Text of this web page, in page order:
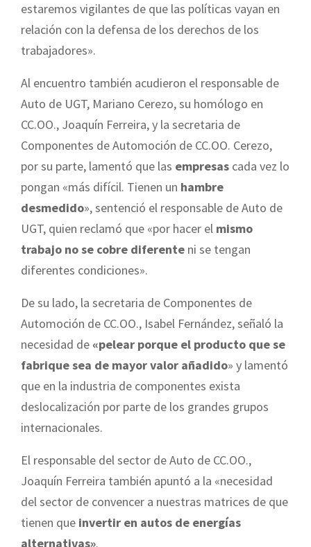
estaremos vigilantes de que las políticas vayan en
relación con la defensa de los derechos de los
trabajadores».
Al encuentro también acudieron el responsable de
Auto de UGT, Mariano Cerezo, su homólogo en
CC.OO., Joaquín Ferreira, y la secretaria de
Componentes de Automoción de CC.OO. Cerezo,
por su parte, lamentó que las empresas cada vez lo
pongan «más difícil. Tienen un hambre
desmedido», sentenció el responsable de Auto de
UGT, quien reclamó que «por hacer el mismo
trabajo no se cobre diferente ni se tengan
diferentes condiciones».
De su lado, la secretaria de Componentes de
Automoción de CC.OO., Isabel Fernández, señaló la
necesidad de «pelear porque el producto que se
fabrique sea de mayor valor añadido» y lamentó
que en la industria de componentes exista
deslocalización por parte de los grandes grupos
internacionales.
El responsable del sector de Auto de CC.OO.,
Joaquín Ferreira también apuntó a la «necesidad
del sector de convencer a nuestras matrices de que
tienen que invertir en autos de energías
alternativas».